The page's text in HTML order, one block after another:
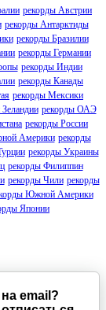
рекорды Австрии
рекорды Антарктиды
рекорды Бразилии
рекорды Германии
рекорды Индии
рекорды Канады
рекорды Мексики
рекорды ОАЭ
рекорды России
Америки рекорды
рекорды Украины
рекорды Филиппин
рекорды Чили рекорды
Южной Америки
Японии
email?